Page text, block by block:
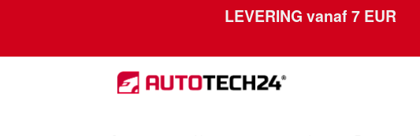
LEVERING vanaf 7 EUR
Skip
to
Skip
to